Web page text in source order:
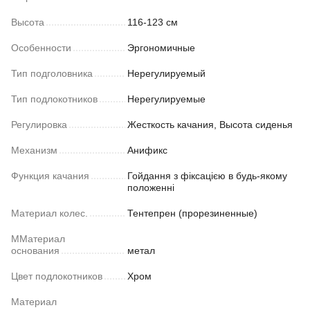
Высота 116-123 см
Особенности Эргономичные
Тип подголовника Нерегулируемый
Тип подлокотников Нерегулируемые
Регулировка Жесткость качания, Высота сиденья
Механизм Анификс
Функция качания
Гойдання з фіксацією в будь-якому
положенні
Материал колес. Тентепрен (прорезиненные)
ММатериал
основания
метал
Цвет подлокотников Хром
Материал